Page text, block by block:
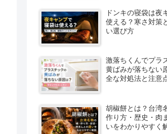
ドンキの寝袋は夜
使える？寒さ対策
い選び方
激落ちくんでプラ
黄ばみが落ちない
全な対処法と注意
胡椒餅とは？台湾
作り方・歴史・肉
いをわかりやすく